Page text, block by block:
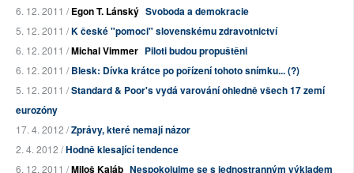
6. 12. 2011 /Egon T. Lánský Svoboda a demokracie
5. 12. 2011 /K české "pomoci" slovenskému zdravotnictví
6. 12. 2011 /Michal Vimmer Piloti budou propuštěni
6. 12. 2011 /Blesk: Dívka krátce po pořízení tohoto snímku... (?)
5. 12. 2011 /Standard & Poor's vydá varování ohledně všech 17 zemí
eurozóny
17. 4. 2012 /Zprávy, které nemají názor
2. 4. 2012 /Hodně klesající tendence
6. 12. 2011 /Miloš Kaláb Nespokojujme se s jednostranným výkladem